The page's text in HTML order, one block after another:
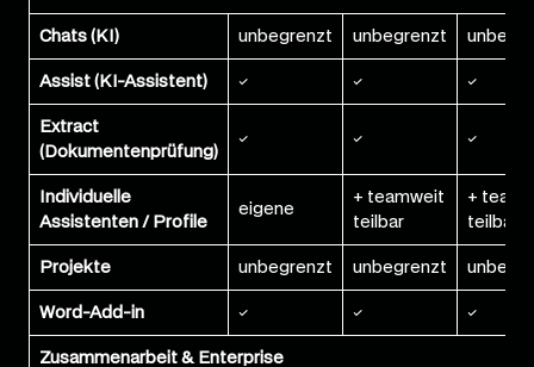
Chats (KI) unbegrenzt unbegrenzt
Assist (KI-Assistent) ✓ ✓ ✓
Extract
(Dokumentenprüfung)
✓ ✓ ✓
Individuelle
Assistenten / Profile
eigene
+ teamweit
teilbar
+
teilbar
Projekte unbegrenzt unbegrenzt
Word-Add-in ✓ ✓ ✓
Zusammenarbeit & Enterprise